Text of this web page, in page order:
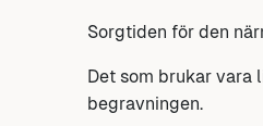
Sorgtiden för den
Det som brukar vara
begravningen.